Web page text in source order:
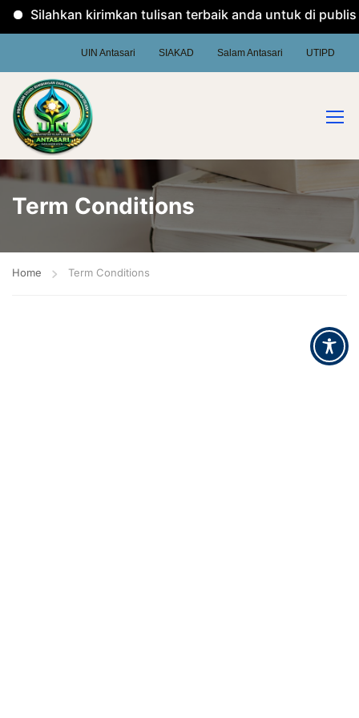
Silahkan kirimkan tulisan terbaik anda untuk di
UIN Antasari SIAKAD Salam Antasari UTIPD
Term Conditions
Home Term Conditions